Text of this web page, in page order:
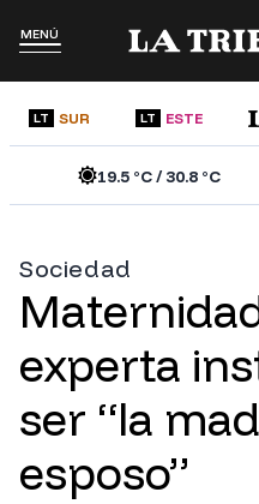
MENÚ
LT SUR LT ESTE
19.5°C /30.8°C
Sociedad
experta
ser “la
esposo”